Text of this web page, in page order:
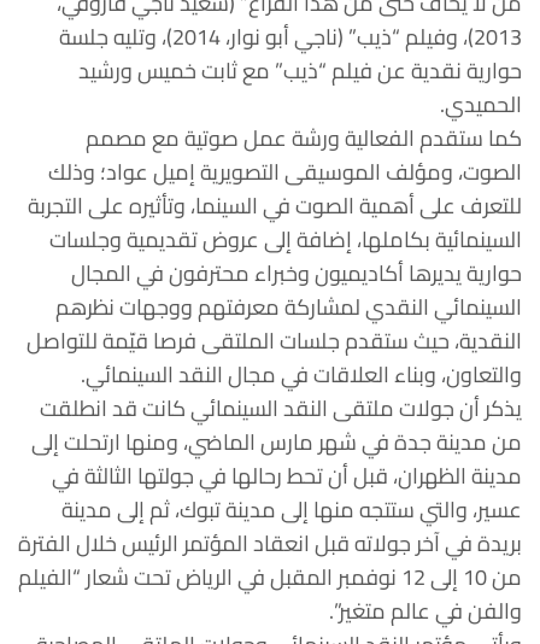
2013)، وفيلم “ذيب” (ناجي أبو نوار، 2014)، وتليه جلسة
حوارية نقدية عن فيلم “ذيب” مع ثابت خميس ورشيد
الحميدي.
كما ستقدم الفعالية ورشة عمل صوتية مع مصمم
الصوت، ومؤلف الموسيقى التصويرية إميل عواد؛ وذلك
للتعرف على أهمية الصوت في السينما، وتأثيره على التجربة
السينمائية بكاملها، إضافة إلى عروض تقديمية وجلسات
حوارية يديرها أكاديميون وخبراء محترفون في المجال
السينمائي النقدي لمشاركة معرفتهم ووجهات نظرهم
النقدية، حيث ستقدم جلسات الملتقى فرصا قيّمة للتواصل
والتعاون، وبناء العلاقات في مجال النقد السينمائي.
يذكر أن جولات ملتقى النقد السينمائي كانت قد انطلقت
من مدينة جدة في شهر مارس الماضي، ومنها ارتحلت إلى
مدينة الظهران، قبل أن تحط رحالها في جولتها الثالثة في
عسير، والتي ستتجه منها إلى مدينة تبوك، ثم إلى مدينة
بريدة في آخر جولاته قبل انعقاد المؤتمر الرئيس خلال الفترة
من 10 إلى 12 نوفمبر المقبل في الرياض تحت شعار “الفيلم
والفن في عالم متغير”.